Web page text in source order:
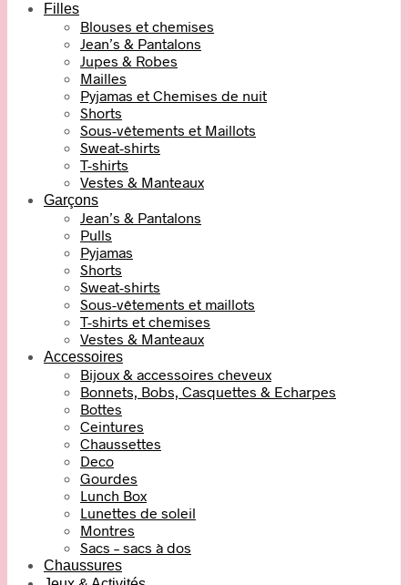
Filles
Blouses et chemises
Jean’s & Pantalons
Jupes & Robes
Mailles
Pyjamas et Chemises de nuit
Shorts
Sous-vêtements et Maillots
Sweat-shirts
T-shirts
Vestes & Manteaux
Garçons
Jean’s & Pantalons
Pulls
Pyjamas
Shorts
Sweat-shirts
Sous-vêtements et maillots
T-shirts et chemises
Vestes & Manteaux
Accessoires
Bijoux & accessoires cheveux
Bonnets, Bobs, Casquettes & Echarpes
Bottes
Ceintures
Chaussettes
Deco
Gourdes
Lunch Box
Lunettes de soleil
Montres
Sacs – sacs à dos
Chaussures